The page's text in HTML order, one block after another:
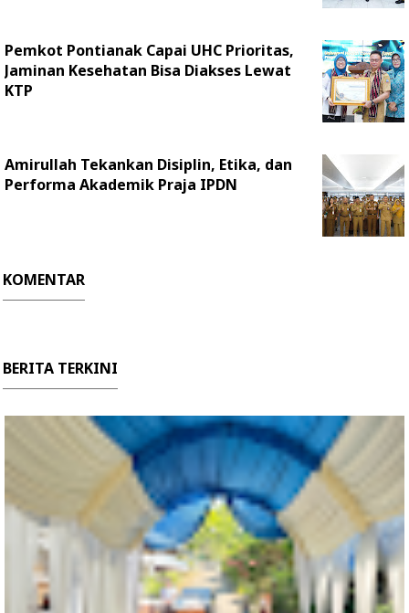
Pemkot Pontianak Capai UHC Prioritas,
Jaminan Kesehatan Bisa Diakses Lewat
KTP
Amirullah Tekankan Disiplin, Etika, dan
Performa Akademik Praja IPDN
KOMENTAR
BERITA TERKINI